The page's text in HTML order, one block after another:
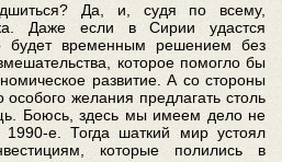
Да, и, судя по всему,
Даже если в Сирии удастся
будет временным решением без
которое помогло бы
развитие. А со стороны
желания предлагать столь
Боюсь, здесь мы имеем дело не
е. Тогда шаткий мир устоял
которые полились в